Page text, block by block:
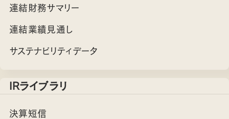
連結財務サマリー
連結業績見通し
サステナビリティデータ
IRライブラリ
決算短信